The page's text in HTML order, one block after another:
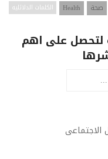
الكلمات الدلائليه Health صحة
لتحصل على اهم
الاجتماعى